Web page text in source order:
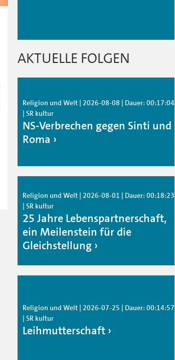
AKTUELLE FOLGEN
Religion und Welt | 2026-08-08 | Dauer: 00:17:04
| SR kultur
NS-Verbrechen gegen Sinti und
Roma
Religion und Welt | 2026-08-01 | Dauer: 00:18:23
| SR kultur
25 Jahre Lebenspartnerschaft,
ein Meilenstein für die
Gleichstellung
Religion und Welt | 2026-07-25 | Dauer: 00:14:57
| SR kultur
Leihmutterschaft